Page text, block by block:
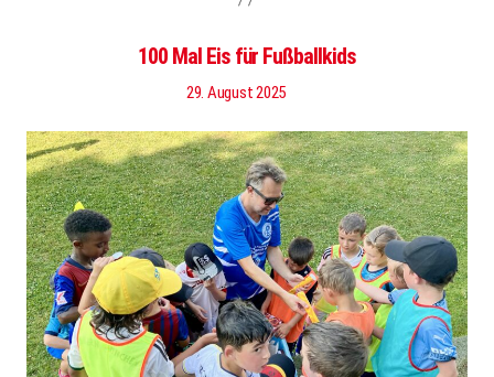
100 Mal Eis für Fußballkids
29. August 2025